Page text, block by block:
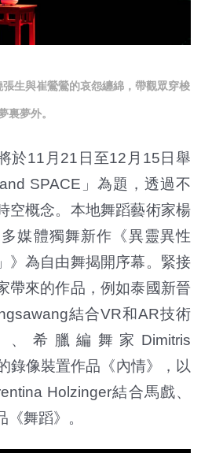
生與崔鶯鶯的哀怨纏綿，帶觀眾穿梭
裏夢外。
於11月21日至12月15日舉
SPACE」為題，透過不
空概念。本地舞蹈藝術家楊
媒體獨舞新作《異靈異性
》為自由舞揭開序幕。緊接
帶來的作品，例如泰國新晉
結合VR和AR技術
希臘編舞家Dimitris
錄像裝置作品《內情》，以
Holzinger結合馬戲、
舞蹈》。